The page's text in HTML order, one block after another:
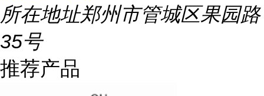
所在地址郑州市管城区果园路
35号
推荐产品